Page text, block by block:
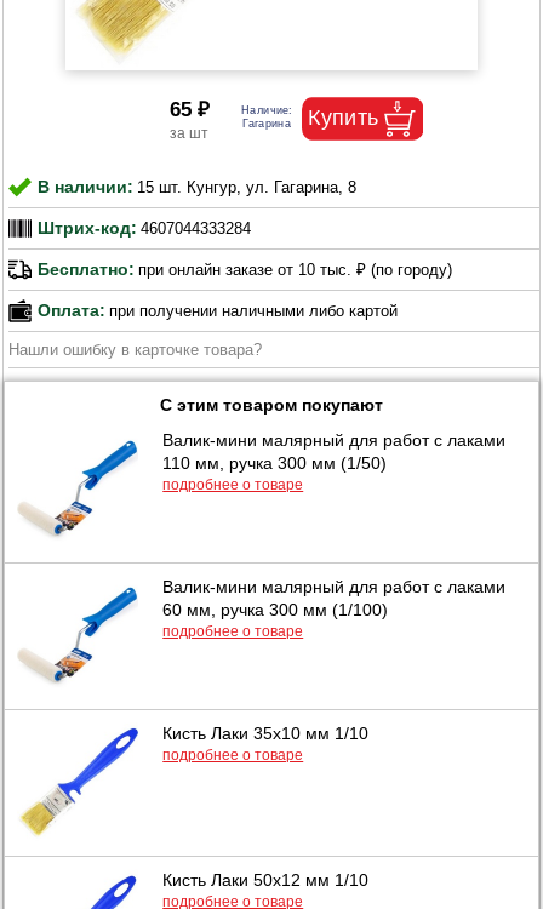
65 ₽
В наличии: 15 шт. Кунгур, ул. Гагарина, 8
Штрих-код: 4607044333284
Бесплатно: при онлайн заказе от 10 тыс. ₽ (по городу)
Оплата: при получении наличными либо картой
Нашли ошибку в карточке товара?
С этим товаром покупают
Валик-мини малярный для работ с лаками
110 мм, ручка 300 мм (1/50)
подробнее о товаре
Валик-мини малярный для работ с лаками
60 мм, ручка 300 мм (1/100)
подробнее о товаре
Кисть Лаки 35х10 мм 1/10
подробнее о товаре
Кисть Лаки 50х12 мм 1/10
подробнее о товаре